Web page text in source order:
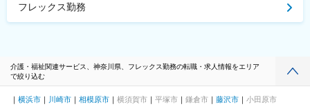
フレックス勤務
介護・福祉関連サービス、神奈川県、フレックス勤務の転職・求人情報をエリア
で絞り込む
横浜市 川崎市 相模原市 横須賀市 平塚市 鎌倉市 藤沢市
小田原市